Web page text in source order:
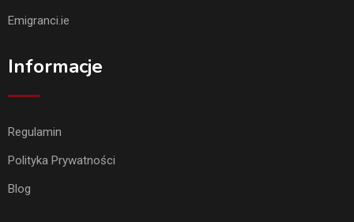
Emigranci.ie
Informacje
Regulamin
Polityka Prywatności
Blog